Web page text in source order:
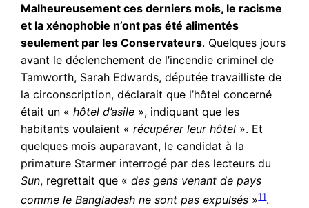
Malheureusement ces derniers mois, le racisme
et la xénophobie n’ont pas été alimentés
seulement par les Conservateurs. Quelques jours
avant le déclenchement de l’incendie criminel de
Tamworth, Sarah Edwards, députée travailliste de
la circonscription, déclarait que l’hôtel concerné
était un «hôtel d’asile », indiquant que les
habitants voulaient «récupérer leur hôtel ». Et
quelques mois auparavant, le candidat à la
primature Starmer interrogé par des lecteurs du
Sun, regrettait que «des gens venant de pays
comme le Bangladesh ne sont pas expulsés »11.